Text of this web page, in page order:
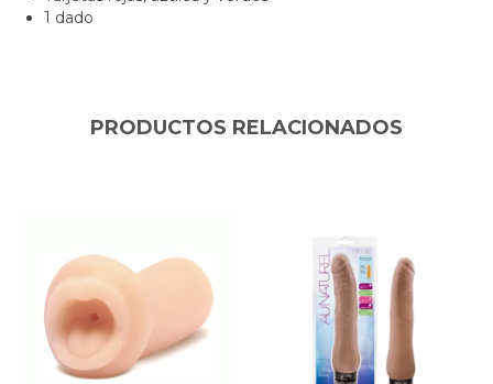
1 dado
PRODUCTOS RELACIONADOS